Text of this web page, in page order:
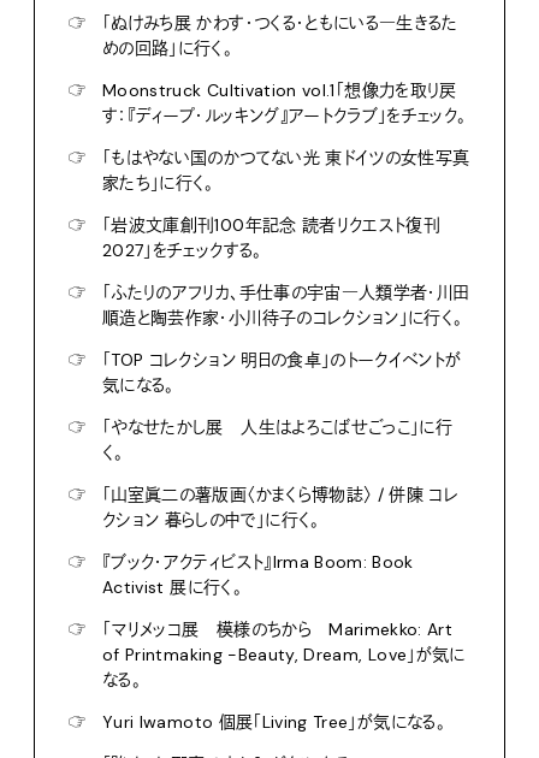
☞
「ぬけみち展 かわす・つくる・ともにいる―生きるた
めの回路」に行く。
☞
Moonstruck Cultivation vol.1「想像力を取り戻
す：『ディープ・ルッキング』アートクラブ」をチェック。
☞
「もはやない国のかつてない光 東ドイツの女性写真
家たち」に行く。
☞
「岩波文庫創刊100年記念 読者リクエスト復刊
2027」をチェックする。
☞
「ふたりのアフリカ、手仕事の宇宙―人類学者・川田
順造と陶芸作家・小川待子のコレクション」に行く。
☞
「TOP コレクション 明日の食卓」のトークイベントが
気になる。
☞
「やなせたかし展 人生はよろこばせごっこ」に行
く。
☞
「山室眞二の薯版画〈かまくら博物誌〉 / 併陳 コレ
クション 暮らしの中で」に行く。
☞
『ブック・アクティビスト』Irma Boom: Book
Activist 展に行く。
☞
「マリメッコ展 模様のちから Marimekko: Art
of Printmaking -Beauty, Dream, Love」が気に
なる。
☞
Yuri Iwamoto 個展「Living Tree」が気になる。